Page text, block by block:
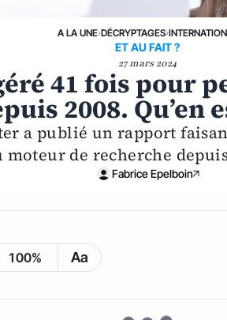
A LA UNE›DÉCRYPTAGES›
ET AU FAIT ?
27 mars 2024
41 fois pour
2008. Qu’en
a publié un rapport
de recherche
Fabrice Epelboin
100% Aa